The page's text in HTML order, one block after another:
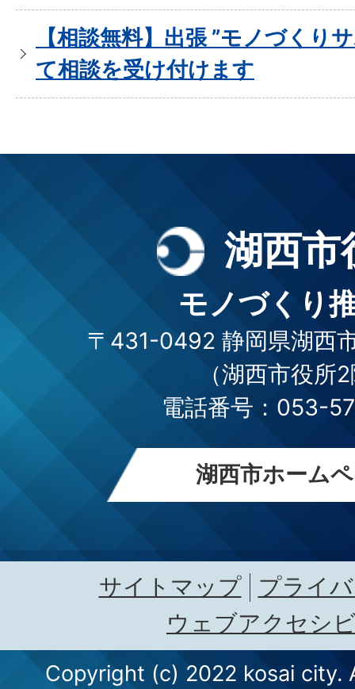
【相談無料】出張 ”モノづくり
て相談を受け付けます
湖西市
モノづくり
〒431-0492 静岡県湖西
（湖西市役所
電話番号：053-
湖西市ホーム
サイトマップ
プライ
ウェブアクセシ
Copyright (c) 2022 kosai city.